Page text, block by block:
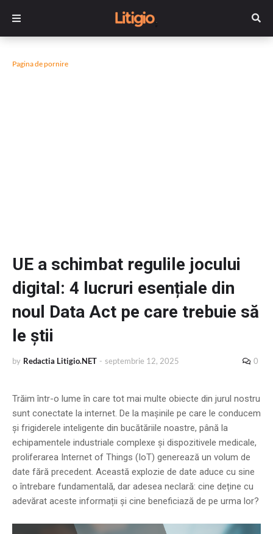
Pagina de pornire
UE a schimbat regulile jocului
digital: 4 lucruri esențiale din
noul Data Act pe care trebuie să
le știi
by Redactia Litigio.NET - septembrie 12, 2025 0
Trăim într-o lume în care tot mai multe obiecte din jurul nostru
sunt conectate la internet. De la mașinile pe care le conducem
și frigiderele inteligente din bucătăriile noastre, până la
echipamentele industriale complexe și dispozitivele medicale,
proliferarea Internet of Things (IoT) generează un volum de
date fără precedent. Această explozie de date aduce cu sine
o întrebare fundamentală, dar adesea neclară: cine deține cu
adevărat aceste informații și cine beneficiază de pe urma lor?